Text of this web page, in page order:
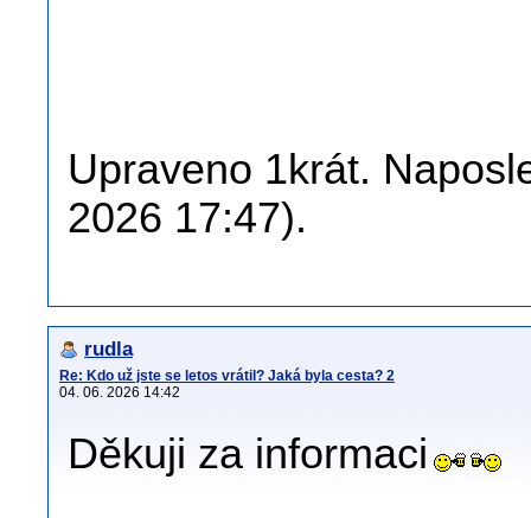
Upraveno 1krát.
2026 17:47).
rudla
Re: Kdo už jste se letos vrátil? Jaká byla cesta? 2
04. 06. 2026 14:42
Děkuji za informaci